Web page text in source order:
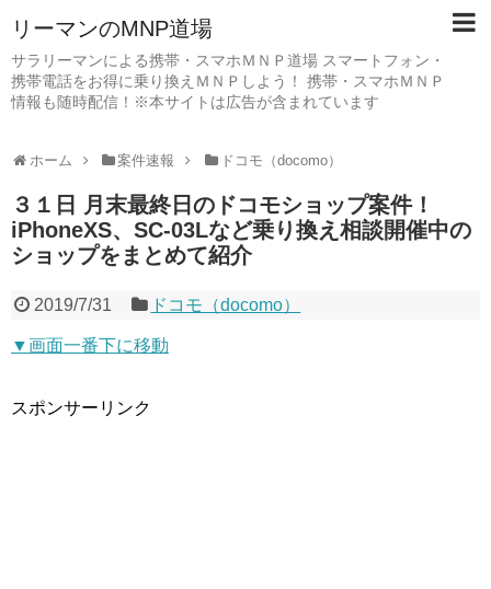
リーマンのMNP道場
サラリーマンによる携帯・スマホＭＮＰ道場 スマートフォン・
携帯電話をお得に乗り換えＭＮＰしよう！ 携帯・スマホＭＮＰ
情報も随時配信！※本サイトは広告が含まれています
ホーム 案件速報 ドコモ（docomo）
３１日 月末最終日のドコモショップ案件！
iPhoneXS、SC-03Lなど乗り換え相談開催中の
ショップをまとめて紹介
2019/7/31 ドコモ（docomo）
▼画面一番下に移動
スポンサーリンク